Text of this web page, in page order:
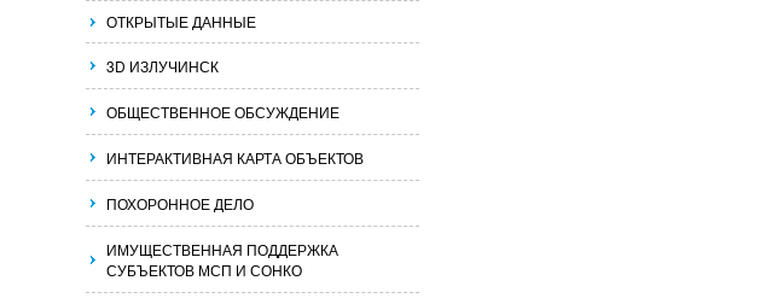
ОТКРЫТЫЕ ДАННЫЕ
3D ИЗЛУЧИНСК
ОБЩЕСТВЕННОЕ ОБСУЖДЕНИЕ
ИНТЕРАКТИВНАЯ КАРТА ОБЪЕКТОВ
ПОХОРОННОЕ ДЕЛО
ИМУЩЕСТВЕННАЯ ПОДДЕРЖКА
СУБЪЕКТОВ МСП И СОНКО